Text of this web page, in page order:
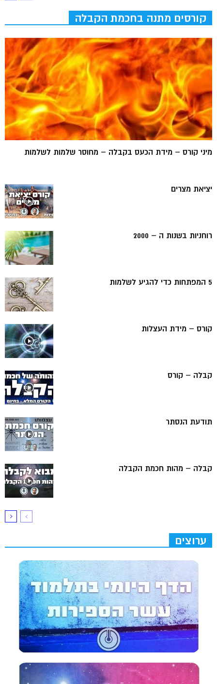
קורסים מתנה בחכמת הקבלה
מיני קורס – מידת הכעס בקבלה – מחוסר שלמות לשלמות
יציאת מצרים
רוחניות בשנות ה – 2000
5 המפתחות כדי להגיע לשלמות
קורס – מידת העצלות
קבלה – קורס
תודעת הנסתר
קבלה – מהות חכמת הקבלה
ערוצים